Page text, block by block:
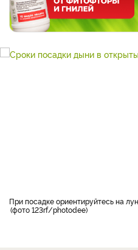
При посадке ориентируйтесь на
фото 123rf/photodee